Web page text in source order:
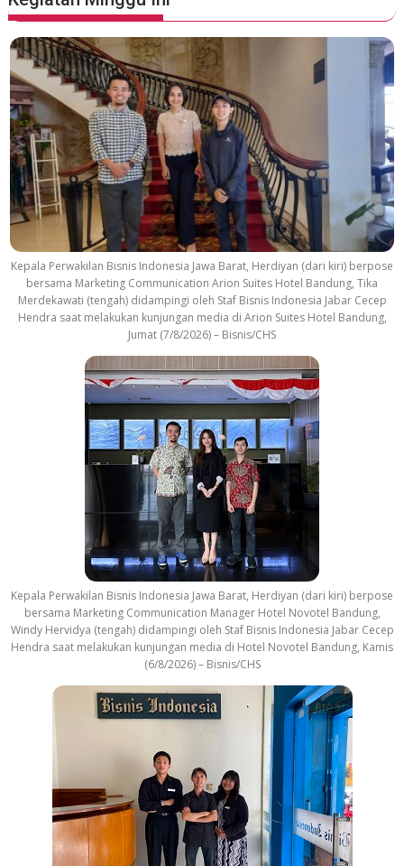
Kepala Perwakilan Bisnis Indonesia Jawa Barat, Herdiyan (dari kiri) berpose
bersama Marketing Communication Arion Suites Hotel Bandung, Tika
Merdekawati (tengah) didampingi oleh Staf Bisnis Indonesia Jabar Cecep
Hendra saat melakukan kunjungan media di Arion Suites Hotel Bandung,
Jumat (7/8/2026) – Bisnis/CHS
Kepala Perwakilan Bisnis Indonesia Jawa Barat, Herdiyan (dari kiri) berpose
bersama Marketing Communication Manager Hotel Novotel Bandung,
Windy Hervidya (tengah) didampingi oleh Staf Bisnis Indonesia Jabar Cecep
Hendra saat melakukan kunjungan media di Hotel Novotel Bandung, Kamis
(6/8/2026) – Bisnis/CHS